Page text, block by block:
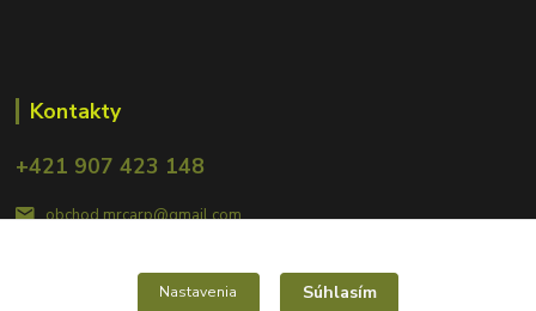
Kontakty
+421 907 423 148
obchod.mrcarp@gmail.com
Nastavenia Súhlasím